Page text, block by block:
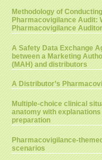
Methodology of
Pharmacovigilance Audit:
Pharmacovigilance
A Safety Data Exchange
between a Marketing
(MAH) and distributors
A Distributor’s
Multiple-choice clinical
anatomy with explanations
preparation
Pharmacovigilance-
scenarios